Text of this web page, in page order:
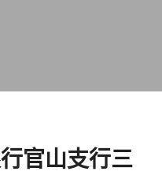
官山支行三